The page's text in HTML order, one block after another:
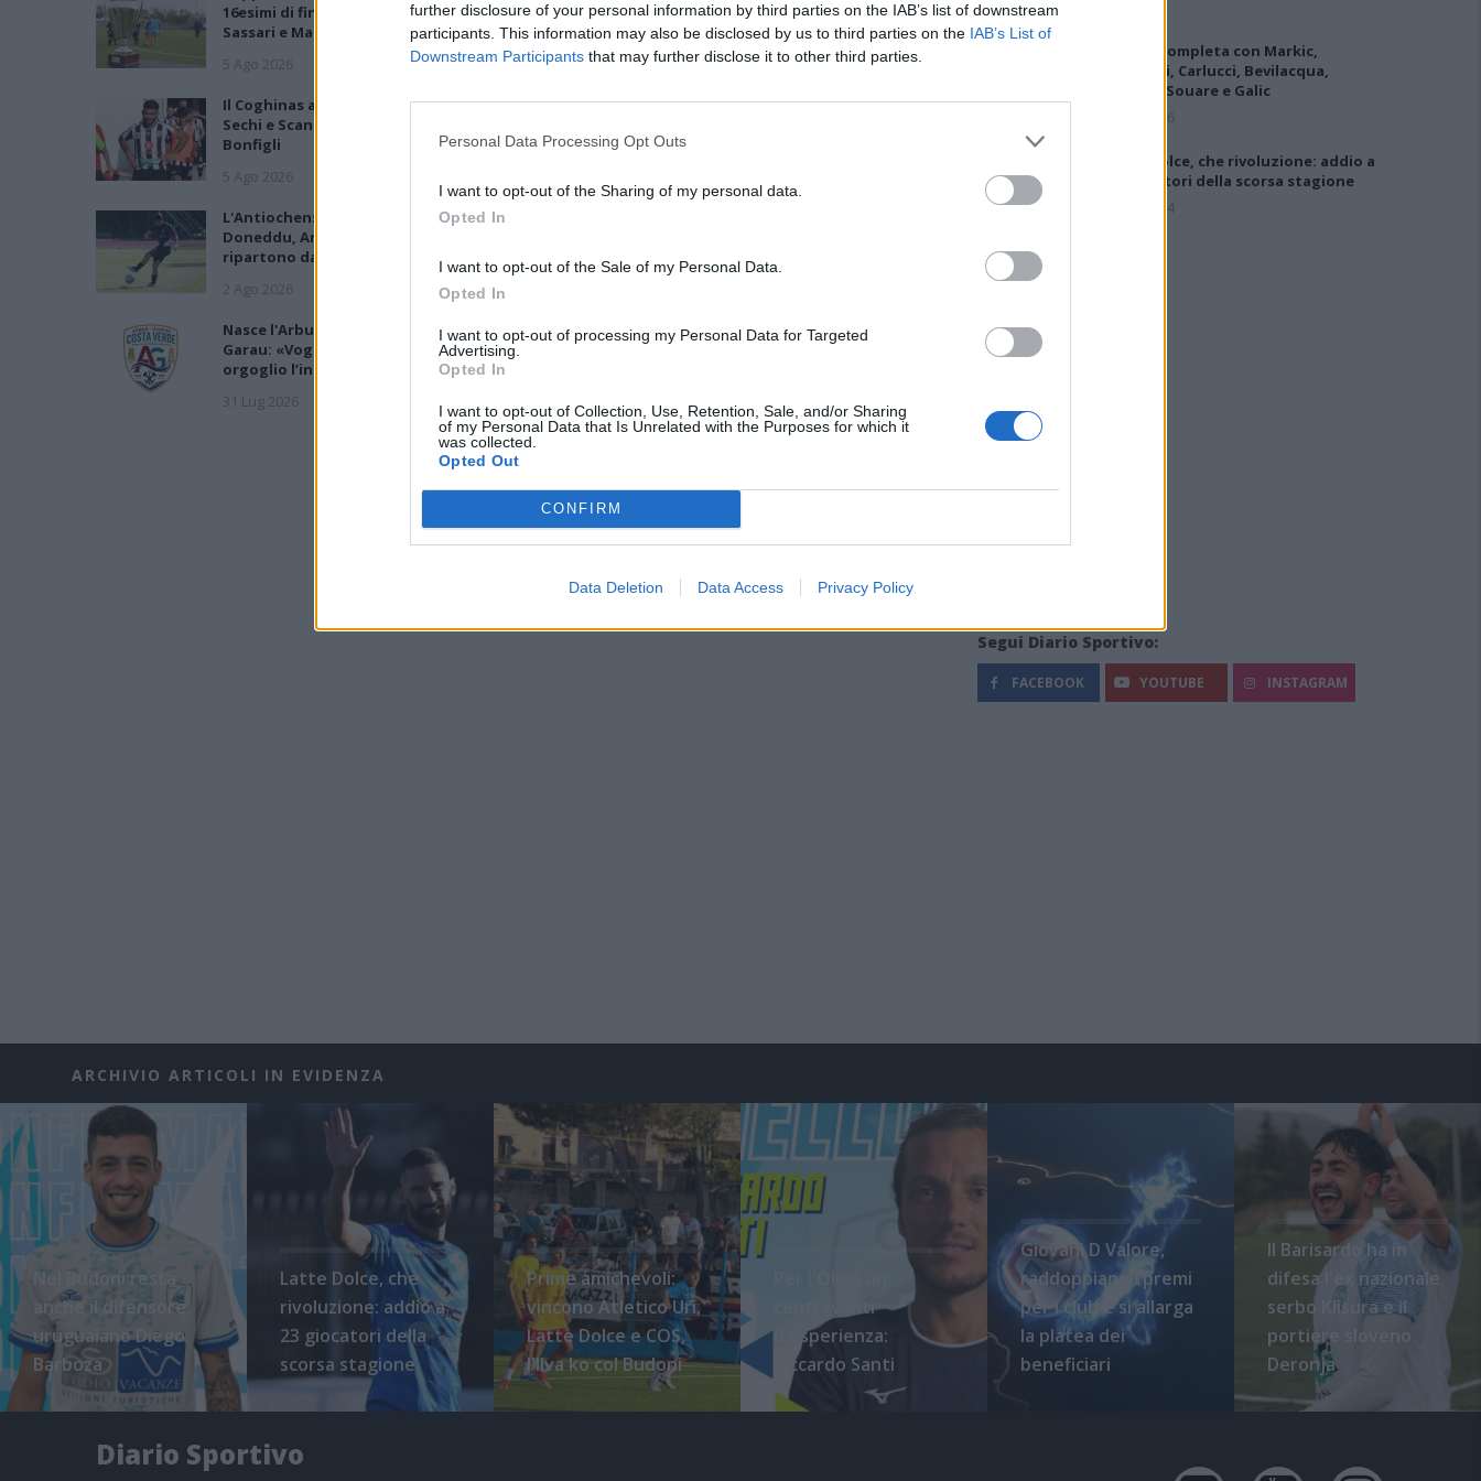
further disclosure of your personal information by third parties on the IAB’s list of downstream
participants. This information may also be disclosed by us to third parties on the IAB’s List of
Downstream Participants that may further disclose it to other third parties.
Personal Data Processing Opt Outs
I want to opt-out of the Sharing of my personal data.
Opted In
I want to opt-out of the Sale of my Personal Data.
Opted In
I want to opt-out of processing my Personal Data for Targeted
Advertising.
Opted In
I want to opt-out of Collection, Use, Retention, Sale, and/or Sharing
of my Personal Data that Is Unrelated with the Purposes for which it
was collected.
Opted Out
CONFIRM
Data Deletion Data Access Privacy Policy
16esimi di finale con i derby a Cagliari,
Sassari e Macomer
5 Ago 2026
anche Serra, tripletta Cus Cagliari
con Piroddi, Angiargia e Nenna
5 Ago 2026
Il Coghinas ancora più forte con
Sechi e Scanu, al Macomer arriva
Bonfigli
5 Ago 2026
L'Atletico Cagliari di Saba prende
duro
L'Antiochense prende Caddeo e
Doneddu, Arborea e Tharros
ripartono dai tecnici Firinu e Frongia
2 Ago 2026
Nasce l'Arbus Guspini Costa Verde,
Garau: «Vogliamo rappresentare con
orgoglio l’intero territorio»
31 Lug 2026
Il Sant'Elena si riprende il difensore
Mancusi
L'Ilva si completa con Markic,
Contucci, Carlucci, Bevilacqua,
Solinas, Souare e Galic
7 Ago 2026
Latte Dolce, che rivoluzione: addio a
23 giocatori della scorsa stagione
9 Ago 2024
Segui Diario Sportivo:
FACEBOOK YOUTUBE INSTAGRAM
ARCHIVIO ARTICOLI IN EVIDENZA
Nel Budoni resta
anche il difensore
uruguaiano Diego
Barboza
Latte Dolce, che
rivoluzione: addio a
23 giocatori della
scorsa stagione
Prime amichevoli:
vincono Atletico Uri,
Latte Dolce e COS,
l'Ilva ko col Budoni
centravanti
d'esperienza:
Riccardo Santi
Giovani D Valore,
raddoppiano i premi
per i club e si allarga
la platea dei
beneficiari
Il Barisardo ha in
difesa l'ex nazionale
serbo Klisura e il
portiere sloveno
Deronja
Diario Sportivo